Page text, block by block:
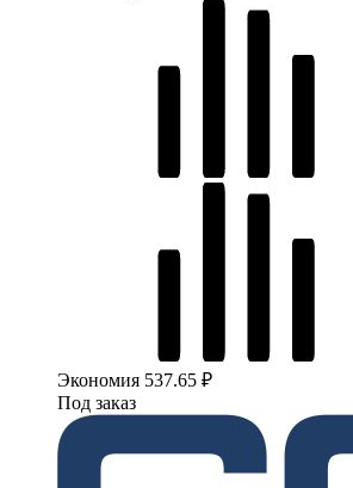
Экономия 537.65 ₽
Под заказ